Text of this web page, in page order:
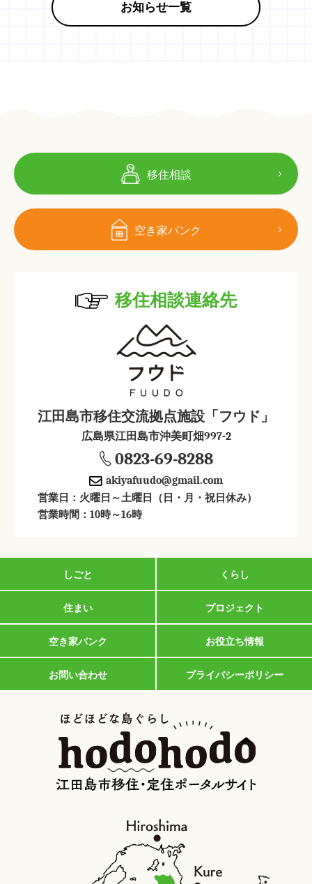
お知らせ一覧
移住相談
空き家バンク
移住相談連絡先
江田島市移住交流拠点施設「フウド」
広島県江田島市沖美町畑997-2
0823-69-8288
akiyafuudo@gmail.com
営業日：火曜日～土曜日（日・月・祝日休み）
営業時間：10時～16時
しごと くらし
住まい プロジェクト
空き家バンク お役立ち情報
お問い合わせ プライバシーポリシー